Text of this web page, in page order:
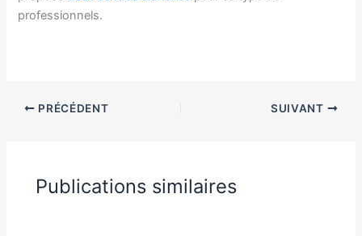
professionnels.
PRÉCÉDENT SUIVANT
Publications similaires